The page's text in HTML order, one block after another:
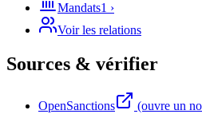
Mandats1 ›
Voir les relations
Sources & vérifier
OpenSanctions
(ouvre un